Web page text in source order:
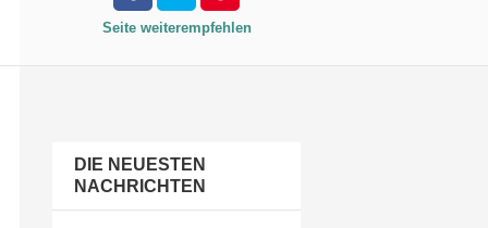
Seite weiterempfehlen
DIE NEUESTEN
NACHRICHTEN